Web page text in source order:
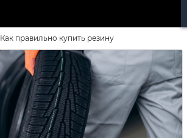
Как правильно купить резину